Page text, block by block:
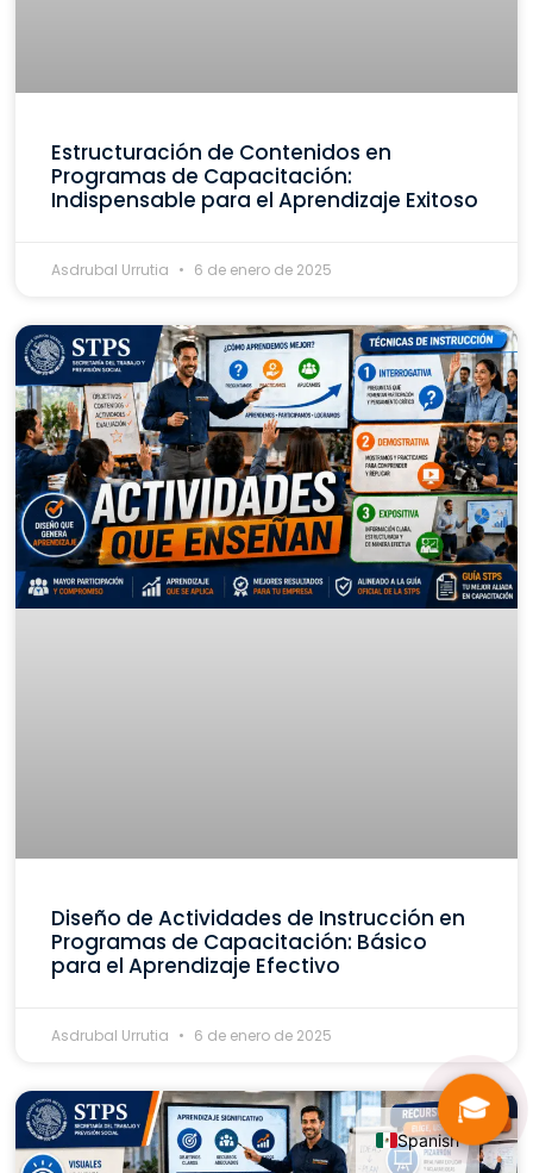
Estructuración de Contenidos en
Programas de Capacitación:
Indispensable para el Aprendizaje Exitoso
Asdrubal Urrutia 6 de enero de 2025
Diseño de Actividades de Instrucción en
Programas de Capacitación: Básico
para el Aprendizaje Efectivo
Asdrubal Urrutia 6 de enero de 2025
🎓
Spanish